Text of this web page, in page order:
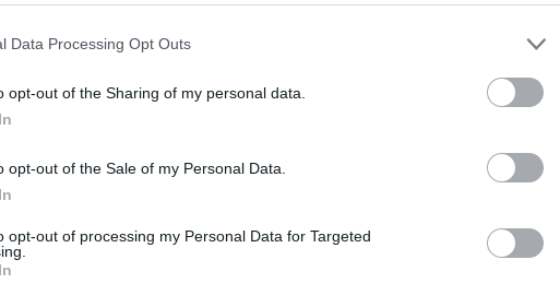
Data Processing Opt Outs
opt-out of the Sharing of my personal data.
opt-out of the Sale of my Personal Data.
opt-out of processing my Personal Data for Targeted
γεννά η επιστημονική πρόοδος για
παιδιών και ενηλίκων.
παραμένει καθημερινά στο πλευρό
για την έγκυρη διάγνωση
αυτή την κορυφαία δράση, καλεί την
βλέμμα τους σε μία από τις
από κοινού ένα μήνυμα αντοχής και